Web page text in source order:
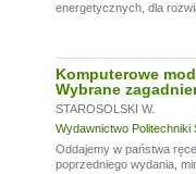
energetycznych, dla
Komputerowe
Wybrane
STAROSOLSKI W.
Wydawnictwo Politechniki
Oddajemy w państwa
poprzedniego wydania,